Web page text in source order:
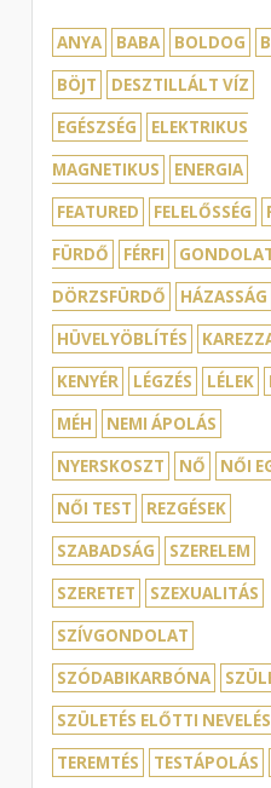
ANYA BABA BOLDOG
BÖJT
DESZTILLÁLT VÍZ
EGÉSZSÉG
ELEKTRIKUS
MAGNETIKUS
ENERGIA
FEATURED
FELELŐSSÉG
FÜRDŐ
FÉRFI
DÖRZSFÜRDŐ
HÁZASSÁG
HÜVELYÖBLÍTÉS
KENYÉR
LÉGZÉS LÉLEK
MÉH
NEMI ÁPOLÁS
NYERSKOSZT
NŐ
NŐI
NŐI TEST
REZGÉSEK
SZABADSÁG
SZERELEM
SZERETET
SZEXUALITÁS
SZÍVGONDOLAT
SZÓDABIKARBÓNA
SZÜLETÉS ELŐTTI NEVELÉS
TEREMTÉS
TESTÁPOLÁS